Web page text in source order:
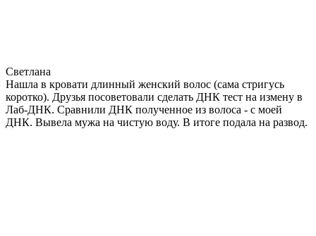
Светлана
Нашла в кровати длинный женский волос (сама стригусь
коротко). Друзья посоветовали сделать ДНК тест на измену в
Лаб-ДНК. Сравнили ДНК полученное из волоса - с моей
ДНК. Вывела мужа на чистую воду. В итоге подала на развод.